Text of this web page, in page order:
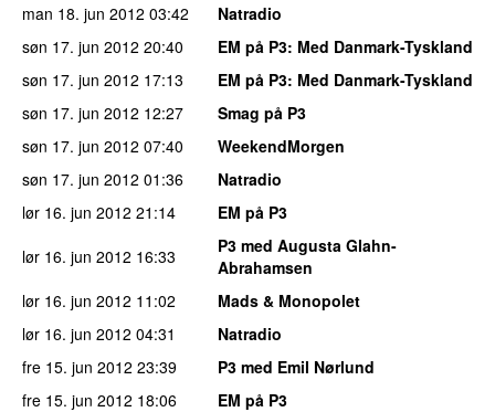
man 18. jun 2012 03:42
Natradio
søn 17. jun 2012 20:40 EM på P3: Med Danmark-Tyskland
søn 17. jun 2012 17:13 EM på P3: Med Danmark-Tyskland
søn 17. jun 2012 12:27
Smag på P3
søn 17. jun 2012 07:40
WeekendMorgen
søn 17. jun 2012 01:36
Natradio
lør 16. jun 2012 21:14
EM på P3
lør 16. jun 2012 16:33
P3 med Augusta Glahn-
Abrahamsen
lør 16. jun 2012 11:02
Mads & Monopolet
lør 16. jun 2012 04:31
Natradio
fre 15. jun 2012 23:39
P3 med Emil Nørlund
fre 15. jun 2012 18:06 EM på P3